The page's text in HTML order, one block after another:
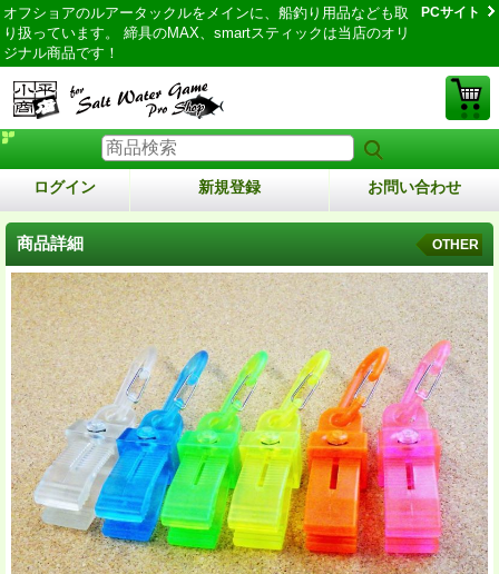
オフショアのルアータックルをメインに、船釣り用品なども取
り扱っています。 締具のMAX、smartスティックは当店のオリ
ジナル商品です！
PCサイト
ログイン 新規登録 お問い合わせ
商品詳細 OTHER